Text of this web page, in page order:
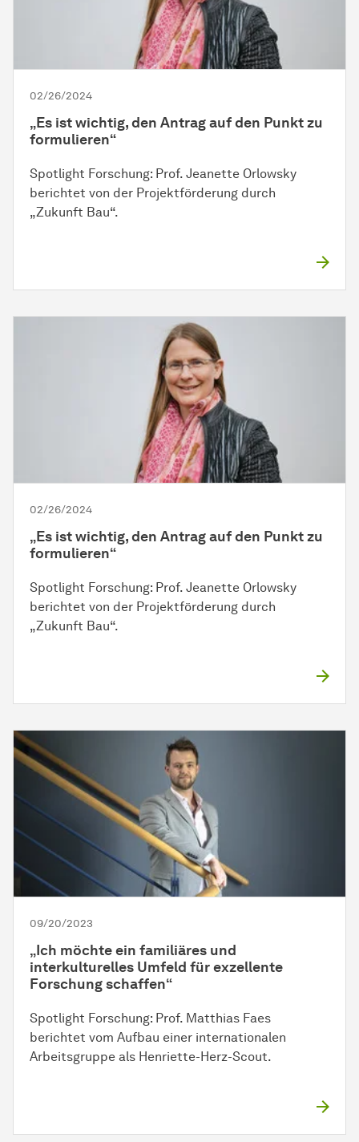
02/26/2024
„Es ist wichtig, den Antrag auf den Punkt zu
formulieren“
Spotlight Forschung: Prof. Jeanette Orlowsky
berichtet von der Projektförderung durch
„Zukunft Bau“.
02/26/2024
„Es ist wichtig, den Antrag auf den Punkt zu
formulieren“
Spotlight Forschung: Prof. Jeanette Orlowsky
berichtet von der Projektförderung durch
„Zukunft Bau“.
09/20/2023
„Ich möchte ein familiäres und
interkulturelles Umfeld für exzellente
Forschung schaffen“
Spotlight Forschung: Prof. Matthias Faes
berichtet vom Aufbau einer internationalen
Arbeitsgruppe als Henriette-Herz-Scout.